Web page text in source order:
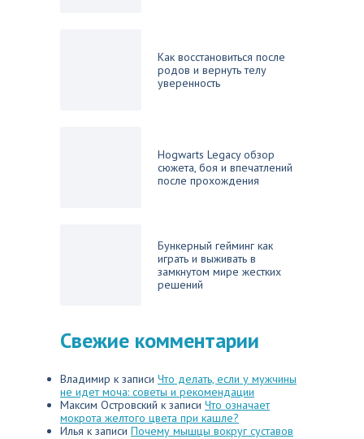
Как восстановиться после
родов и вернуть телу
уверенность
Hogwarts Legacy обзор
сюжета, боя и впечатлений
после прохождения
Бункерный гейминг как
играть и выживать в
замкнутом мире жестких
решений
Свежие комментарии
Владимир к записи Что делать, если у мужчины
не идет моча: советы и рекомендации
Максим Островский к записи Что означает
мокрота желтого цвета при кашле?
Илья к записи Почему мышцы вокруг суставов